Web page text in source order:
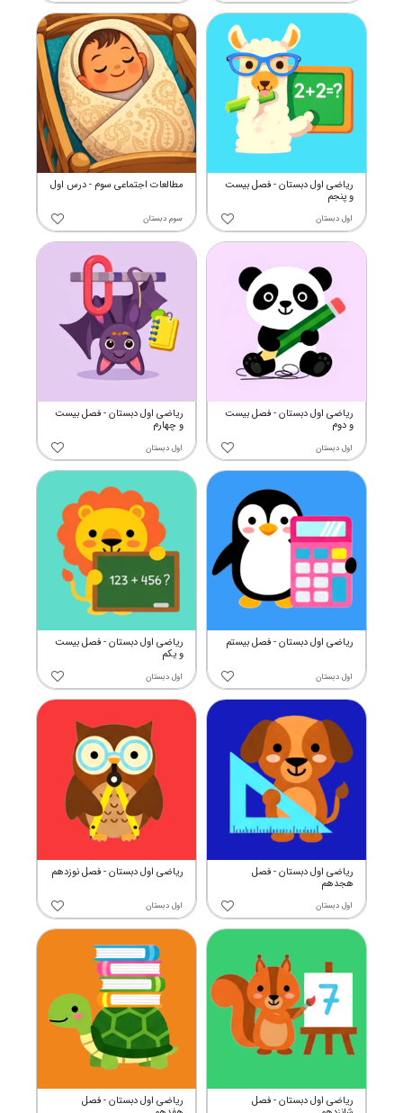
مطالعات اجتماعی سوم - درس اول
سوم دبستان
ریاضی اول دبستان - فصل بیست
و پنجم
اول دبستان
ریاضی اول دبستان - فصل بیست
و چهارم
اول دبستان
ریاضی اول دبستان - فصل بیست
و دوم
اول دبستان
ریاضی اول دبستان - فصل بیست
و یکم
اول دبستان
ریاضی اول دبستان - فصل بیستم
اول دبستان
ریاضی اول دبستان - فصل نوزدهم
اول دبستان
ریاضی اول دبستان - فصل
هجدهم
اول دبستان
ریاضی اول دبستان - فصل ریاضی اول دبستان - فصل